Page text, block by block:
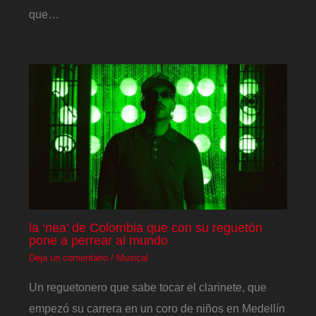
que…
la ‘nea’ de Colombia que con su reguetón
pone a perrear al mundo
Deja un comentario / Musical
Un reguetonero que sabe tocar el clarinete, que
empezó su carrera en un coro de niños en Medellín